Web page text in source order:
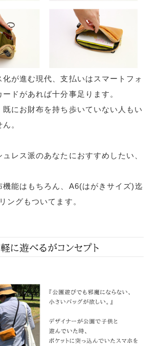
化が進む現代、支払いはスマートフォ
ドがあれば十分事足ります。
既にお財布を持ち歩いていない人もい
。
レス派のあなたにおすすめしたい、
機能はもちろん、A6(はがきサイズ)迄
ングもついてます。